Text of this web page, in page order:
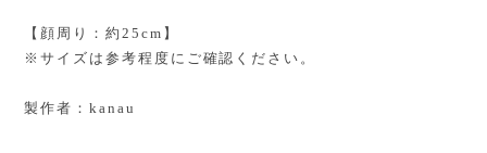
【顔周り：約25cm】
※サイズは参考程度にご確認ください。
製作者：kanau